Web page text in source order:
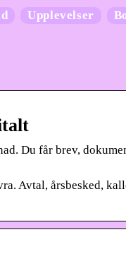
Upplevelser
Du får brev,
Avtal, årsbesked,